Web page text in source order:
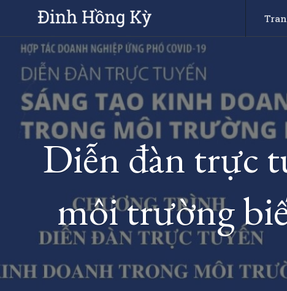
content
Diễn đàn trực
môi trường